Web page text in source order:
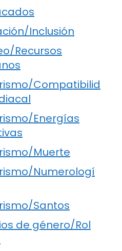
Inclusión
Recursos
Compatibilid
Energías
Muerte
Numerologí
Santos
de género/Rol